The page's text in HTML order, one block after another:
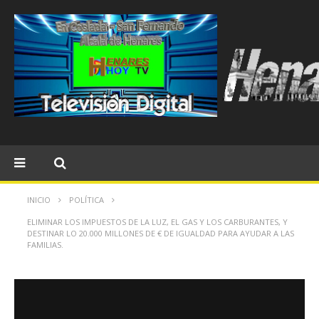
INICIO POLÍTICA
ELIMINAR LOS IMPUESTOS DE LA LUZ, EL GAS Y LOS CARBURANTES, Y
DESTINAR LO 20.000 MILLONES DE € DE IGUALDAD PARA AYUDAR A LAS
FAMILIAS.